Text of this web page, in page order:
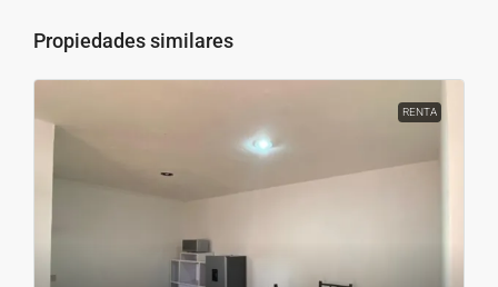
Propiedades similares
RENTA